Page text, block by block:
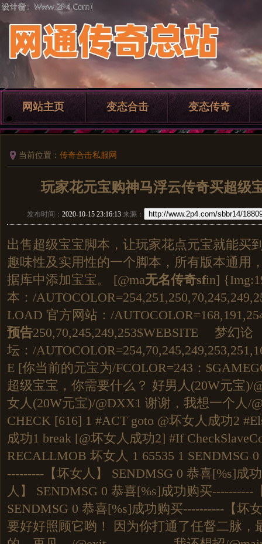
网站主页 变态合击 变态传奇
当前位置： 传奇合击私服网
玩家花元宝购神马浮云传奇买超级
发布时间： 2020-10-15 23:16:13 来源： http://www.2p4.com/sbbr14/
出售超级宝宝脚本，让玩家花点元宝就能买
趣味性及实用性的一个脚本，所有版本通用
据库中添加宝宝。 [@ma无名传奇sfin]
本：/
LOAD 官方网站：/
预告250,70,245,249,253$WEBSITE 梦幻论
坛：/
E [你当前的元宝为/FCOLOR=243：
超级宝宝，你需要什么？ 好男人(20W
女人(20W元宝)/@DXX1 谢谢，我想一个人/
CHECK [616] 1 #ACT goto @坏女人成功2
成功1 break [@坏女人成功2] #If
RECALLMOB 坏女人 1 65535 1 SENDMSG
---------【坏女人】 SENDMSG 0 恭喜[%s]成
人】 SENDMSG 0 恭喜[%s]成功购买----------
SENDMSG 0 恭喜[%s]成功购买----------【坏
要好好照顾它哟！ 因为你打通了任督二脉，